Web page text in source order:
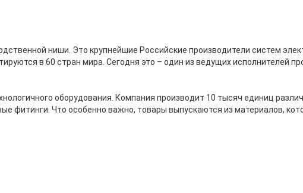
ниши. Это крупнейшие Российские производители систем
в 60 стран мира. Сегодня это – один из ведущих исполнителей
оборудования. Компания производит 10 тысяч единиц
фитинги. Что особенно важно, товары выпускаются из материалов,